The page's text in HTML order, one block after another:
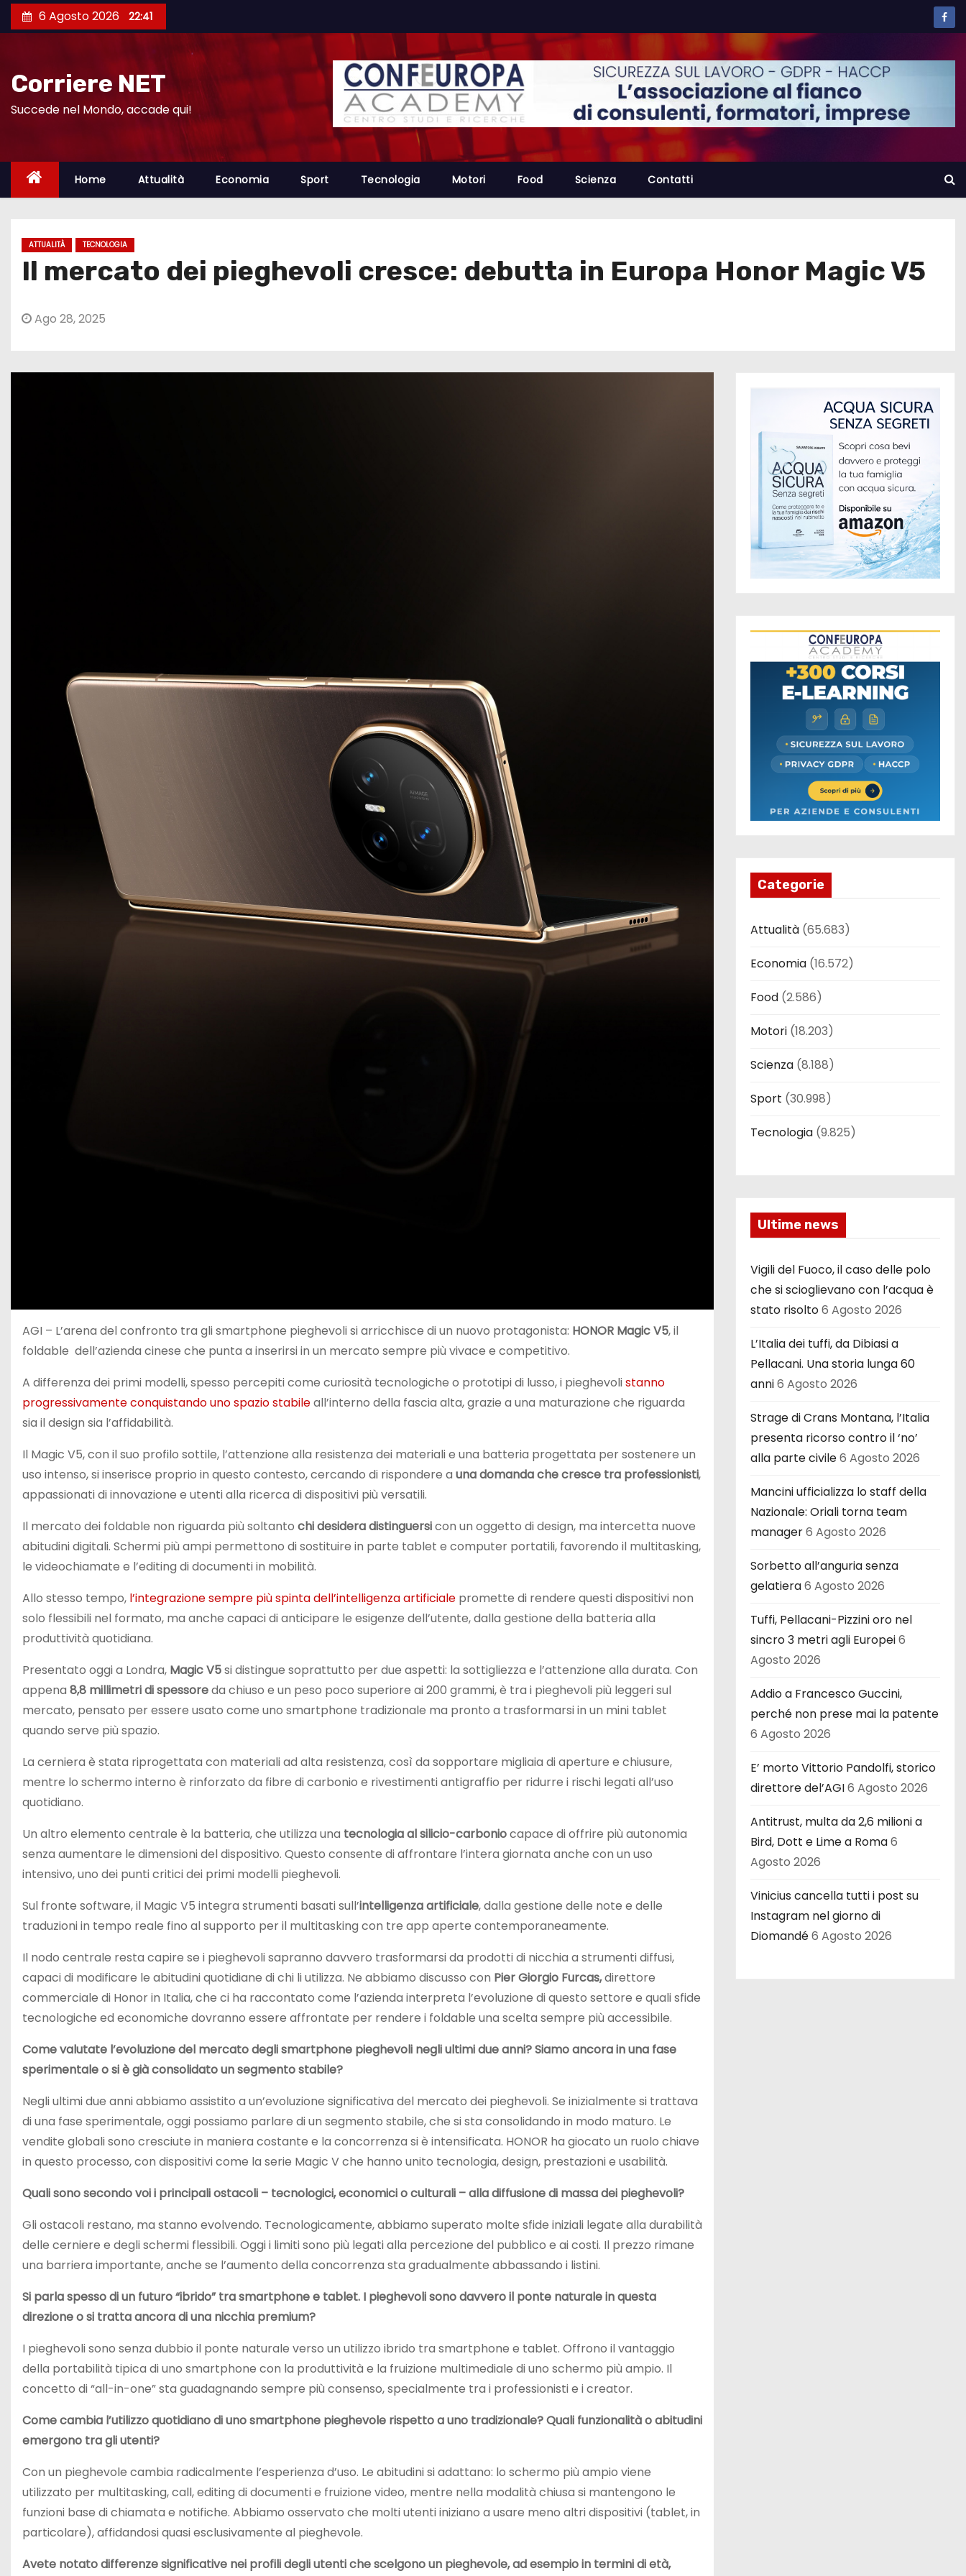
a
6 Agosto 2026 22:41
Corriere NET
Succede nel Mondo, accade qui!
Home Attualità Economia Sport Tecnologia Motori Food Scienza Contatti
ATTUALITÀ TECNOLOGIA
Il mercato dei pieghevoli cresce: debutta in Europa Honor Magic V5
Ago 28, 2025
AGI – L’arena del confronto tra gli smartphone pieghevoli si arricchisce di un nuovo protagonista: HONOR Magic V5, il
foldable dell’azienda cinese che punta a inserirsi in un mercato sempre più vivace e competitivo.
A differenza dei primi modelli, spesso percepiti come curiosità tecnologiche o prototipi di lusso, i pieghevolistanno
progressivamente conquistando uno spazio stabileall’interno della fascia alta, grazie a una maturazione che riguarda
sia il design sia l’affidabilità.
Il Magic V5, con il suo profilo sottile, l’attenzione alla resistenza dei materiali e una batteria progettata per sostenere un
uso intenso, si inserisce proprio in questo contesto, cercando di rispondere a una domanda che cresce tra professionisti,
appassionati di innovazione e utenti alla ricerca di dispositivi più versatili.
Il mercato dei foldable non riguarda più soltanto chi desidera distinguersicon un oggetto di design, ma intercetta nuove
abitudini digitali. Schermi più ampi permettono di sostituire in parte tablet e computer portatili, favorendo il multitasking,
le videochiamate e l’editing di documenti in mobilità.
Allo stesso tempo, l’integrazione sempre più spinta dell’intelligenza artificiale promette di rendere questi dispositivi non
solo flessibili nel formato, ma anche capaci di anticipare le esigenze dell’utente, dalla gestione della batteria alla
produttività quotidiana.
Presentato oggi a Londra, Magic V5si distingue soprattutto per due aspetti: la sottigliezza e l’attenzione alla durata. Con
appena 8,8 millimetri di spessoreda chiuso e un peso poco superiore ai 200 grammi, è tra i pieghevoli più leggeri sul
mercato, pensato per essere usato come uno smartphone tradizionale ma pronto a trasformarsi in un mini tablet
quando serve più spazio.
La cerniera è stata riprogettata con materiali ad alta resistenza, così da sopportare migliaia di aperture e chiusure,
mentre lo schermo interno è rinforzato da fibre di carbonio e rivestimenti antigraffio per ridurre i rischi legati all’uso
quotidiano.
Un altro elemento centrale è la batteria, che utilizza una tecnologia al silicio-carboniocapace di offrire più autonomia
senza aumentare le dimensioni del dispositivo. Questo consente di affrontare l’intera giornata anche con un uso
intensivo, uno dei punti critici dei primi modelli pieghevoli.
Sul fronte software, il Magic V5 integra strumenti basati sull’intelligenza artificiale, dalla gestione delle note e delle
traduzioni in tempo reale fino al supporto per il multitasking con tre app aperte contemporaneamente.
Il nodo centrale resta capire se i pieghevoli sapranno davvero trasformarsi da prodotti di nicchia a strumenti diffusi,
capaci di modificare le abitudini quotidiane di chi li utilizza. Ne abbiamo discusso con Pier Giorgio Furcas,direttore
commerciale di Honor in Italia, che ci ha raccontato come l’azienda interpreta l’evoluzione di questo settore e quali sfide
tecnologiche ed economiche dovranno essere affrontate per rendere i foldable una scelta sempre più accessibile.
Come valutate l’evoluzione del mercato degli smartphone pieghevoli negli ultimi due anni? Siamo ancora in una fase
sperimentale o si è già consolidato un segmento stabile?
Negli ultimi due anni abbiamo assistito a un’evoluzione significativa del mercato dei pieghevoli. Se inizialmente si trattava
di una fase sperimentale, oggi possiamo parlare di un segmento stabile, che si sta consolidando in modo maturo. Le
vendite globali sono cresciute in maniera costante e la concorrenza si è intensificata. HONOR ha giocato un ruolo chiave
in questo processo, con dispositivi come la serie Magic V che hanno unito tecnologia, design, prestazioni e usabilità.
Quali sono secondo voi i principali ostacoli – tecnologici, economici o culturali – alla diffusione di massa dei pieghevoli?
Gli ostacoli restano, ma stanno evolvendo. Tecnologicamente, abbiamo superato molte sfide iniziali legate alla durabilità
delle cerniere e degli schermi flessibili. Oggi i limiti sono più legati alla percezione del pubblico e ai costi. Il prezzo rimane
una barriera importante, anche se l’aumento della concorrenza sta gradualmente abbassando i listini.
Si parla spesso di un futuro “ibrido” tra smartphone e tablet. I pieghevoli sono davvero il ponte naturale in questa
direzione o si tratta ancora di una nicchia premium?
I pieghevoli sono senza dubbio il ponte naturale verso un utilizzo ibrido tra smartphone e tablet. Offrono il vantaggio
della portabilità tipica di uno smartphone con la produttività e la fruizione multimediale di uno schermo più ampio. Il
concetto di “all-in-one” sta guadagnando sempre più consenso, specialmente tra i professionisti e i creator.
Come cambia l’utilizzo quotidiano di uno smartphone pieghevole rispetto a uno tradizionale? Quali funzionalità o abitudini
emergono tra gli utenti?
Con un pieghevole cambia radicalmente l’esperienza d’uso. Le abitudini si adattano: lo schermo più ampio viene
utilizzato per multitasking, call, editing di documenti e fruizione video, mentre nella modalità chiusa si mantengono le
funzioni base di chiamata e notifiche. Abbiamo osservato che molti utenti iniziano a usare meno altri dispositivi (tablet, in
particolare), affidandosi quasi esclusivamente al pieghevole.
Avete notato differenze significative nei profili degli utenti che scelgono un pieghevole, ad esempio in termini di età,
Categorie
Attualità (65.683)
Economia (16.572)
Food (2.586)
Motori (18.203)
Scienza (8.188)
Sport (30.998)
Tecnologia (9.825)
Ultime news
Vigili del Fuoco, il caso delle polo
che si scioglievano con l’acqua è
stato risolto6 Agosto 2026
L’Italia dei tuffi, da Dibiasi a
Pellacani. Una storia lunga 60
anni6 Agosto 2026
Strage di Crans Montana, l’Italia
presenta ricorso contro il ‘no’
alla parte civile6 Agosto 2026
Mancini ufficializza lo staff della
Nazionale: Oriali torna team
manager6 Agosto 2026
Sorbetto all’anguria senza
gelatiera6 Agosto 2026
Tuffi, Pellacani-Pizzini oro nel
sincro 3 metri agli Europei6
Agosto 2026
Addio a Francesco Guccini,
perché non prese mai la patente
6 Agosto 2026
E’ morto Vittorio Pandolfi, storico
direttore del’AGI6 Agosto 2026
Antitrust, multa da 2,6 milioni a
Bird, Dott e Lime a Roma6
Agosto 2026
Vinicius cancella tutti i post su
Instagram nel giorno di
Diomandé6 Agosto 2026